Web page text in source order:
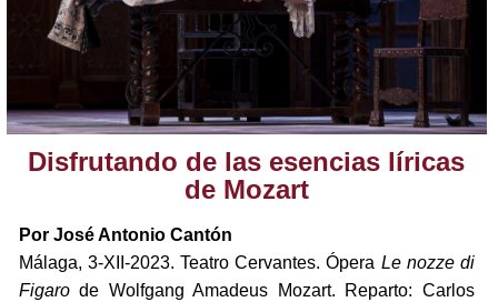
Disfrutando de las esencias líricas
de Mozart
Por José Antonio Cantón
Málaga, 3-XII-2023. Teatro Cervantes. Ópera Le nozze di
Figarode Wolfgang Amadeus Mozart. Reparto: Carlos